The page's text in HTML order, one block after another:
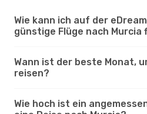
Wie kann ich auf der
günstige Flüge nach Murcia
Wann ist der beste Monat,
reisen?
Wie hoch ist ein